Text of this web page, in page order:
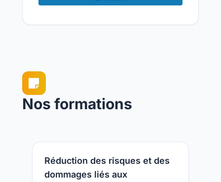

Nos formations
Réduction des risques et des
dommages liés aux